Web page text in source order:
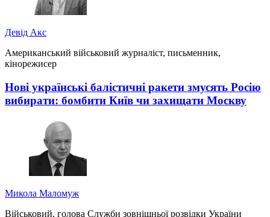
Девід Акс
Американський військовий журналіст, письменник,
кінорежисер
Нові українські балістичні ракети змусять Росію
вибирати: бомбити Київ чи захищати Москву
Микола Маломуж
Військовий, голова Служби зовнішньої розвідки України